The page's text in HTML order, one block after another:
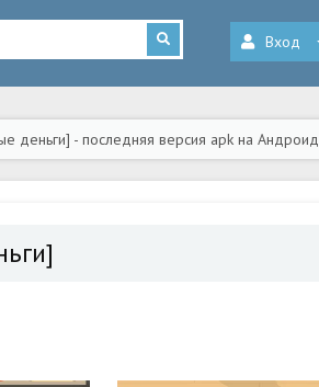
Вход
деньги] - последняя версия apk на Андроид